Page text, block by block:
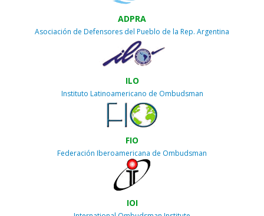
ADPRA
Asociación de Defensores del Pueblo de la Rep. Argentina
ILO
Instituto Latinoamericano de Ombudsman
FIO
Federación Iberoamericana de Ombudsman
IOI